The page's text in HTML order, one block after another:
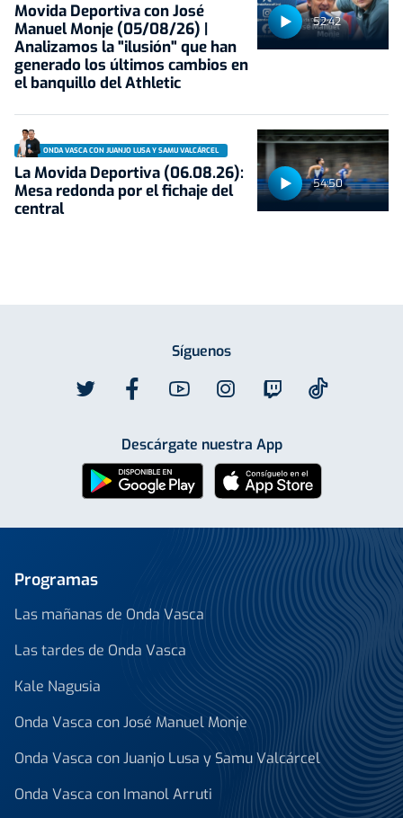
52:42
Movida Deportiva con José
Manuel Monje (05/08/26) |
Analizamos la "ilusión" que han
generado los últimos cambios en
el banquillo del Athletic
54:50
ONDA VASCA CON JUANJO LUSA Y SAMU VALCÁRCEL
La Movida Deportiva (06.08.26):
Mesa redonda por el fichaje del
central
Síguenos
Descárgate nuestra App
Programas
Las mañanas de Onda Vasca
Las tardes de Onda Vasca
Kale Nagusia
Onda Vasca con José Manuel Monje
Onda Vasca con Juanjo Lusa y Samu Valcárcel
Onda Vasca con Imanol Arruti